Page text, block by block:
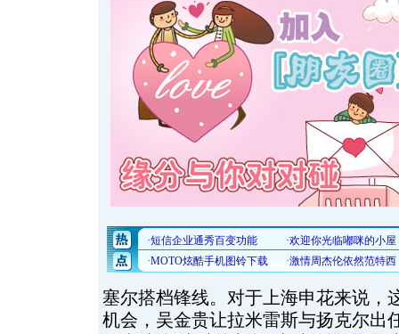
塞尔搭档锋线。对于上海申花来说，
机会，吴金贵让拉米雷斯与扬克尔出